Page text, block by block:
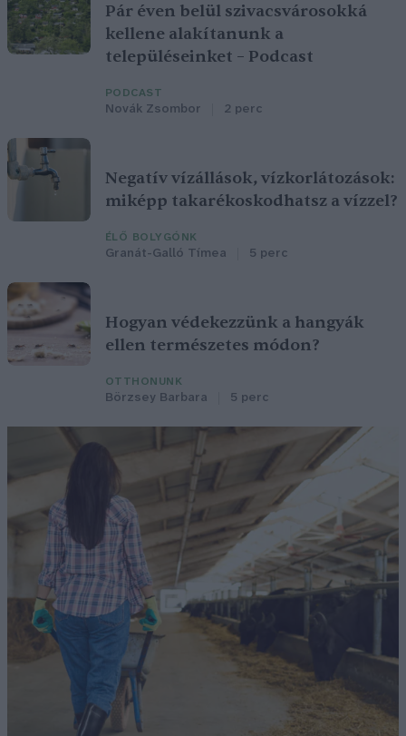
Pár éven belül szivacsvárosokká
kellene alakítanunk a
településeinket – Podcast
PODCAST
Novák Zsombor 2 perc
Negatív vízállások, vízkorlátozások:
miképp takarékoskodhatsz a vízzel?
ÉLŐ BOLYGÓNK
Granát-Galló Tímea 5 perc
Hogyan védekezzünk a hangyák
ellen természetes módon?
OTTHONUNK
Börzsey Barbara 5 perc